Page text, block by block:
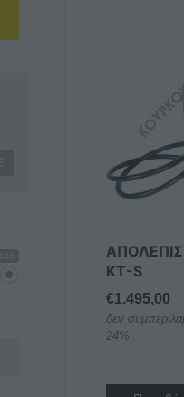
KT-S
€1.495,00
δεν
24%